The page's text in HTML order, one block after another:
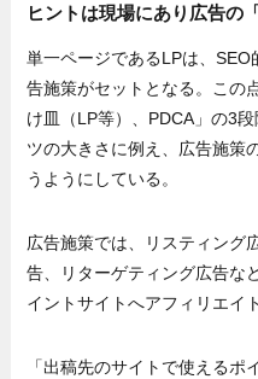
ヒントは現場にあり広告の
単一ページであるLPは、
告施策がセットとなる。この
け皿（LP等）、PDCA」の3
ツの大きさに例え、広告施策
うようにしている。
広告施策では、リスティング
告、リターゲティング広告な
イントサイトへアフィリエイ
「出稿先のサイトで使える